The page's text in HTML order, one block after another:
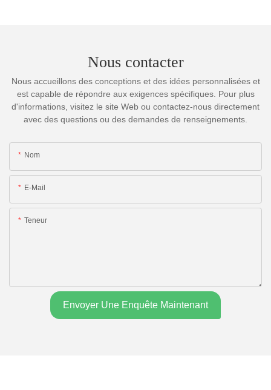
Nous contacter
Nous accueillons des conceptions et des idées personnalisées et
est capable de répondre aux exigences spécifiques. Pour plus
d'informations, visitez le site Web ou contactez-nous directement
avec des questions ou des demandes de renseignements.
Nom
E-Mail
Teneur
Envoyer Une Enquête Maintenant